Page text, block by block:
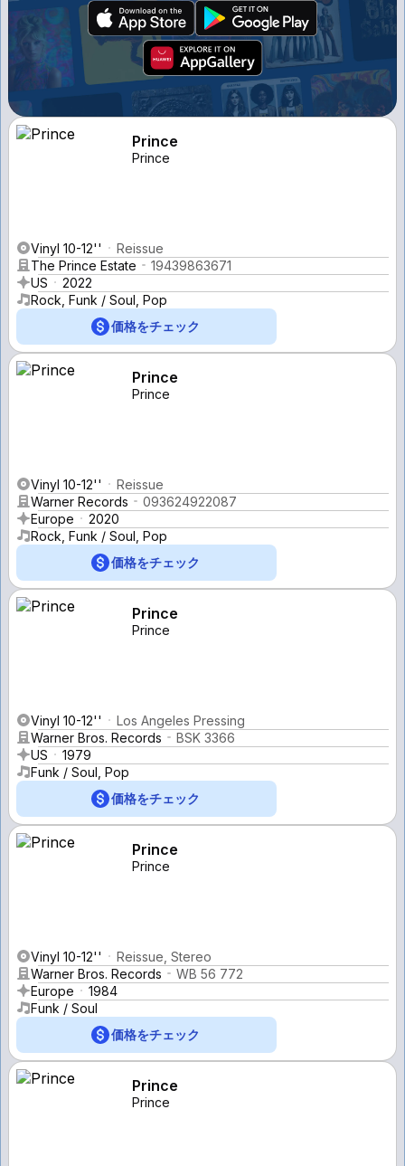
Prince
Prince
Vinyl 10-12''
Reissue
The Prince Estate
19439863671
US
2022
Rock, Funk / Soul, Pop
価格をチェック
Prince
Prince
Vinyl 10-12''
Reissue
Warner Records
093624922087
Europe
2020
Rock, Funk / Soul, Pop
価格をチェック
Prince
Prince
Vinyl 10-12''
Los Angeles Pressing
Warner Bros. Records
BSK 3366
US
1979
Funk / Soul, Pop
価格をチェック
Prince
Prince
Vinyl 10-12''
Reissue, Stereo
Warner Bros. Records
WB 56 772
Europe
1984
Funk / Soul
価格をチェック
Prince
Prince